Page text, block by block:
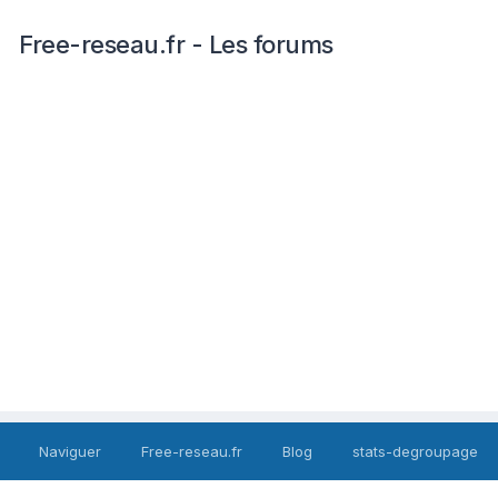
Free-reseau.fr - Les forums
Naviguer Free-reseau.fr Blog stats-degroupage